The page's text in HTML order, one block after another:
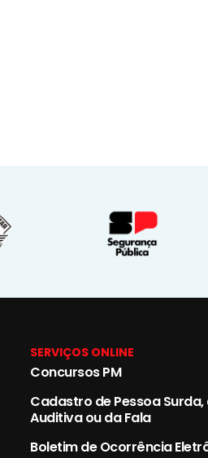
SERVIÇOS ONLINE
Concursos PM
Cadastro de Pessoa Surda,
Auditiva ou da Fala
Boletim de Ocorrência